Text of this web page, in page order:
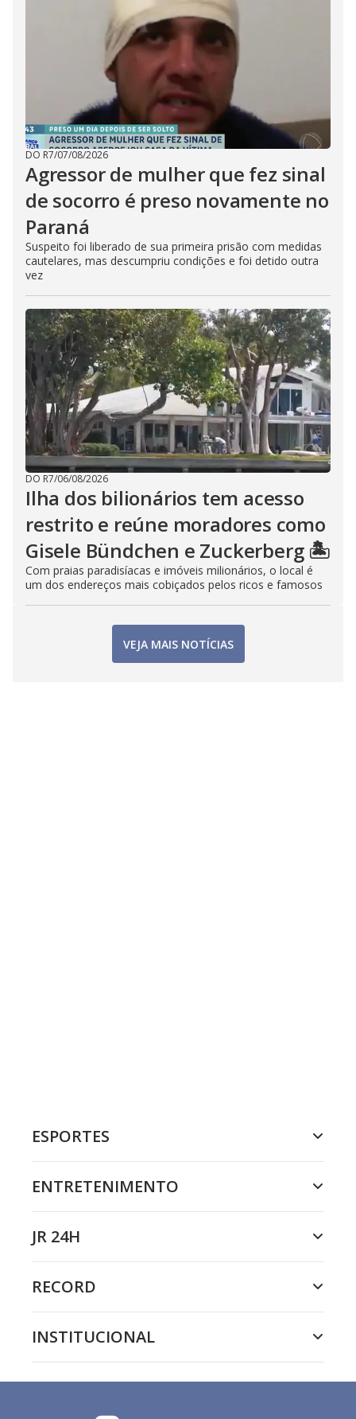
DO R7/07/08/2026
Agressor de mulher que fez sinal
de socorro é preso novamente no
Paraná
Suspeito foi liberado de sua primeira prisão com medidas
cautelares, mas descumpriu condições e foi detido outra
vez
DO R7/06/08/2026
Ilha dos bilionários tem acesso
restrito e reúne moradores como
Gisele Bündchen e Zuckerberg 🏝️
Com praias paradisíacas e imóveis milionários, o local é
um dos endereços mais cobiçados pelos ricos e famosos
VEJA MAIS NOTÍCIAS
ESPORTES
ENTRETENIMENTO
JR 24H
RECORD
INSTITUCIONAL